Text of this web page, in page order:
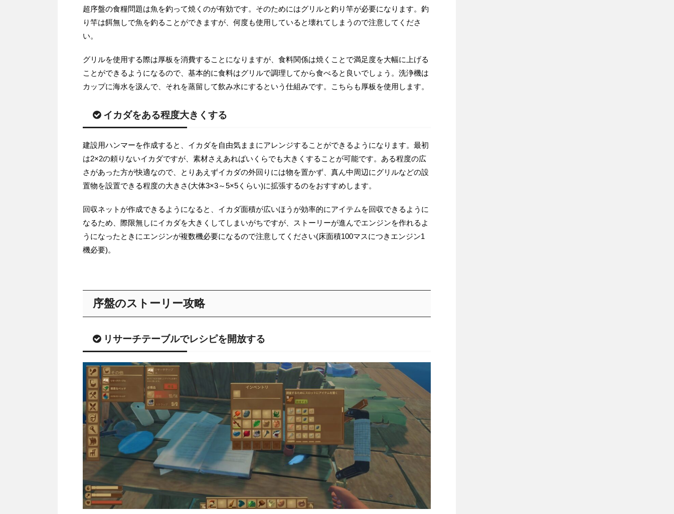
超序盤の食糧問題は魚を釣って焼くのが有効です。そのためにはグリルと釣り竿が必要になります。釣
り竿は餌無しで魚を釣ることができますが、何度も使用していると壊れてしまうので注意してくださ
い。
グリルを使用する際は厚板を消費することになりますが、食料関係は焼くことで満足度を大幅に上げる
ことができるようになるので、基本的に食料はグリルで調理してから食べると良いでしょう。洗浄機は
カップに海水を汲んで、それを蒸留して飲み水にするという仕組みです。こちらも厚板を使用します。
イカダをある程度大きくする
建設用ハンマーを作成すると、イカダを自由気ままにアレンジすることができるようになります。最初
は2×2の頼りないイカダですが、素材さえあればいくらでも大きくすることが可能です。ある程度の広
さがあった方が快適なので、とりあえずイカダの外回りには物を置かず、真ん中周辺にグリルなどの設
置物を設置できる程度の大きさ(大体3×3～5×5くらい)に拡張するのをおすすめします。
回収ネットが作成できるようになると、イカダ面積が広いほうが効率的にアイテムを回収できるように
なるため、際限無しにイカダを大きくしてしまいがちですが、ストーリーが進んでエンジンを作れるよ
うになったときにエンジンが複数機必要になるので注意してください(床面積100マスにつきエンジン1
機必要)。
序盤のストーリー攻略
リサーチテーブルでレシピを開放する